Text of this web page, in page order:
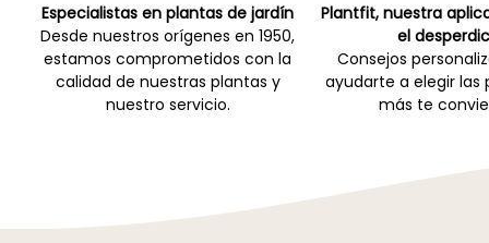
Especialistas en plantas de jardín
Desde nuestros orígenes en 1950,
estamos comprometidos con la
calidad de nuestras plantas y
nuestro servicio.
Plantfit, nuestra
el
Consejos
ayudarte a elegir las
más te